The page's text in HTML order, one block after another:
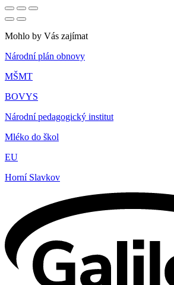
Mohlo by Vás zajímat
Národní plán obnovy
MŠMT
BOVYS
Národní pedagogický institut
Mléko do škol
EU
Horní Slavkov